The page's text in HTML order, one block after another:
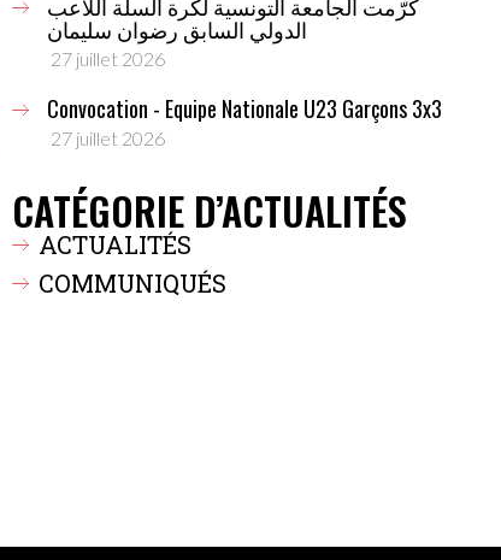
الدولي السابق رضوان سليمان
27 juillet 2026
Convocation - Equipe Nationale U23 Garçons 3x3
27 juillet 2026
CATÉGORIE D’ACTUALITÉS
ACTUALITÉS
COMMUNIQUÉS